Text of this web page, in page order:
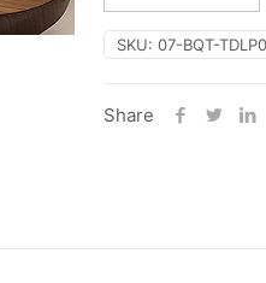
LAPTOP
JUNE
quantity
SKU: 07-BQT-
Share